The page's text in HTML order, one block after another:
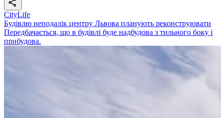
CityLife
Будівлю неподалік центру Львова планують реконструювати
Передбачається, що в будівлі буде надбудова з тильного боку і
прибудова.